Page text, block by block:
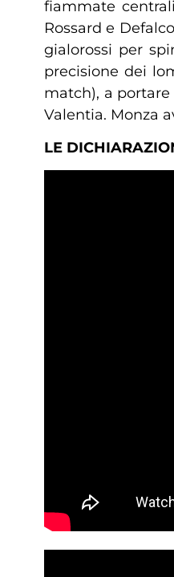
fiammate
Rossard e
gialorossi per
precisione dei
match), a portare
Valentia. Monza
LE